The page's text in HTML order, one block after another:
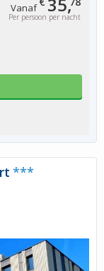
Vanaf 35,
Per persoon per nacht
***